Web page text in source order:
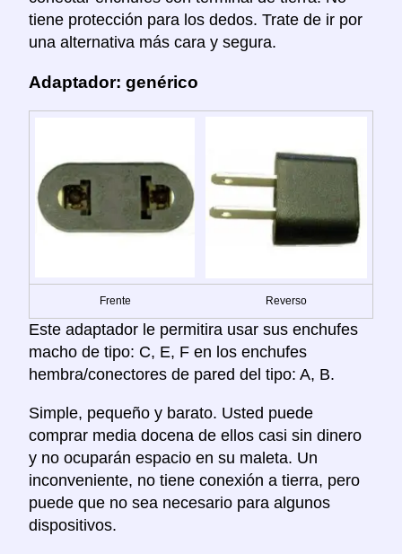
tiene protección para los dedos. Trate de ir por
una alternativa más cara y segura.
Adaptador: genérico
Frente Reverso
Este adaptador le permitira usar sus enchufes
macho de tipo: C, E, F en los enchufes
hembra/conectores de pared del tipo: A, B.
Simple, pequeño y barato. Usted puede
comprar media docena de ellos casi sin dinero
y no ocuparán espacio en su maleta. Un
inconveniente, no tiene conexión a tierra, pero
puede que no sea necesario para algunos
dispositivos.